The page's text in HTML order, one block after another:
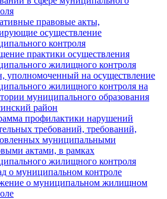
правовые акты,
осуществление
контроля
практики осуществления
жилищного контроля
уполномоченный на осуществление
жилищного контроля на
муниципального образования
район
профилактики нарушений
требований, требований,
муниципальными
актами, в рамках
жилищного контроля
о муниципальном контроле
о муниципальном жилищном